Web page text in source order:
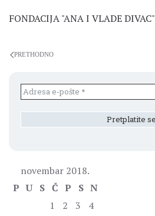
FONDACIJA "ANA I VLADE DIVAC"
PRETHODNO
novembar 2018.
P U S Č P S N
1
2 3
4